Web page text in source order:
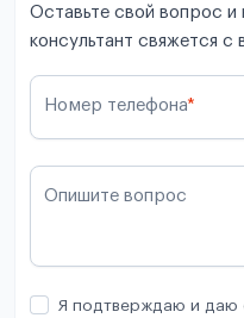
Оставьте свой вопрос
консультант свяжется
Номер телефона*
Опишите вопрос
Я подтверждаю и даю